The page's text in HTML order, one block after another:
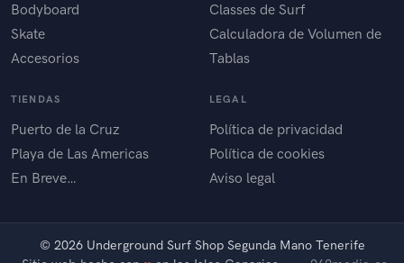
Bodyboard
Skate
Accesorios
Classes de Surf
Calculadora de Volumen de
Tablas
TIENDAS
Puerto de la Cruz
Playa de Las Americas
En Breve…
LEGAL
Política de privacidad
Política de cookies
Aviso legal
© 2026 Underground Surf Shop Segunda Mano Tenerife